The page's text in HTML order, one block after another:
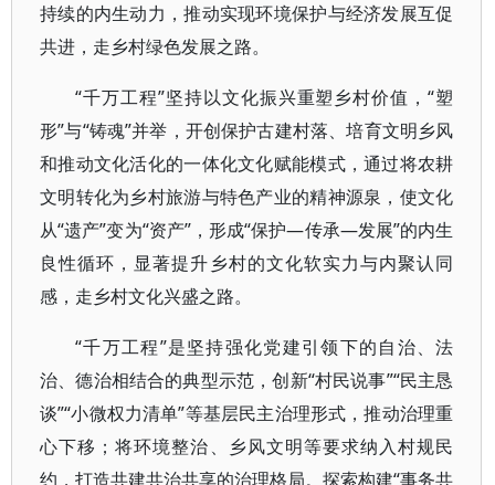
持续的内生动力，推动实现环境保护与经济发展互促
共进，走乡村绿色发展之路。
“千万工程”坚持以文化振兴重塑乡村价值，“塑
形”与“铸魂”并举，开创保护古建村落、培育文明乡风
和推动文化活化的一体化文化赋能模式，通过将农耕
文明转化为乡村旅游与特色产业的精神源泉，使文化
从“遗产”变为“资产”，形成“保护—传承—发展”的内生
良性循环，显著提升乡村的文化软实力与内聚认同
感，走乡村文化兴盛之路。
“千万工程”是坚持强化党建引领下的自治、法
治、德治相结合的典型示范，创新“村民说事”“民主恳
谈”“小微权力清单”等基层民主治理形式，推动治理重
心下移；将环境整治、乡风文明等要求纳入村规民
约，打造共建共治共享的治理格局。探索构建“事务共